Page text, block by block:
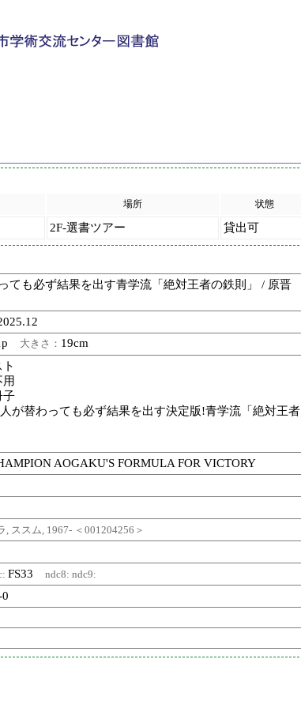
場所 状態
2F-選書ツアー 貸出可
ても必ず結果を出す青学流「絶対王者の鉄則」 / 原晋
大きさ： 19cm
子
が替わっても必ず結果を出す決定版!青学流「絶対王者
AOGAKU'S FORMULA FOR VICTORY
, ススム, 1967- ＜001204256＞
FS33ndc8:ndc9:
0